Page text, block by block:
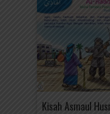
Kisah Asmaul